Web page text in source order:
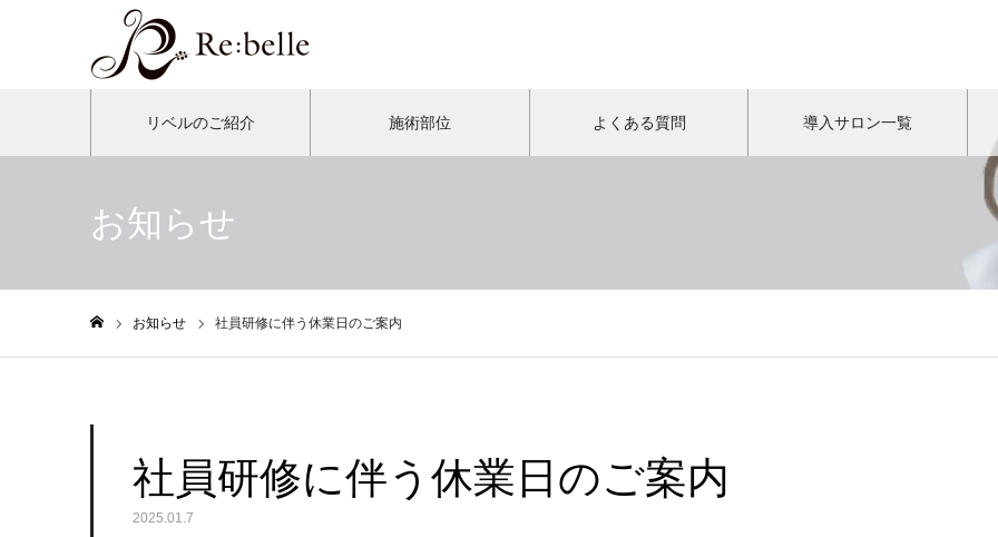
リベルのご紹介 施術部位 よくある質問 導入サロン一覧
お知らせ
お知らせ 社員研修に伴う休業日のご案内
社員研修に伴う休業日のご案内
2025.01.7